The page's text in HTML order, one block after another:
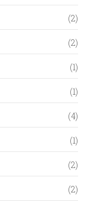
(2)
(2)
(1)
(1)
(4)
(1)
(2)
(2)